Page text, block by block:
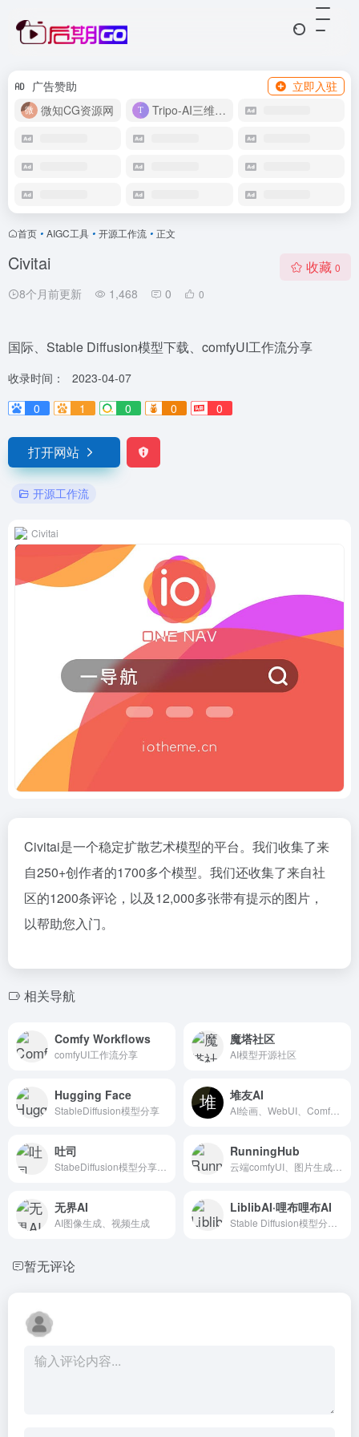
广告赞助
立即入驻
微知CG资源网
Tripo-AI三维模型
首页 • AIGC工具 • 开源工作流 • 正文
Civitai
8个月前更新 1,468 0 0
收藏 0
国际、Stable Diffusion模型下载、comfyUI工作流分享
收录时间：
2023-04-07
0
1 0 0 0
打开网站
开源工作流
Civitai
Civitai是一个稳定扩散艺术模型的平台。我们收集了来
自250+创作者的1700多个模型。我们还收集了来自社
区的1200条评论，以及12,000多张带有提示的图片，
以帮助您入门。
相关导航
Comfy Workflows
comfyUI工作流分享
魔塔社区
AI模型开源社区
Hugging Face
StableDiffusion模型分享
堆友AI
吐司 RunningHub
无界AI
AI图像生成、视频生成
LiblibAI·哩布哩布AI
暂无评论